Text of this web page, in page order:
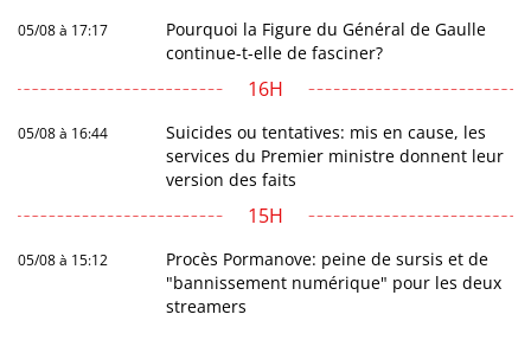
05/08 à 17:17
Pourquoi la Figure du Général de Gaulle
continue-t-elle de fasciner?
16H
05/08 à 16:44
Suicides ou tentatives: mis en cause, les
services du Premier ministre donnent leur
version des faits
15H
05/08 à 15:12
Procès Pormanove: peine de sursis et de
"bannissement numérique" pour les deux
streamers